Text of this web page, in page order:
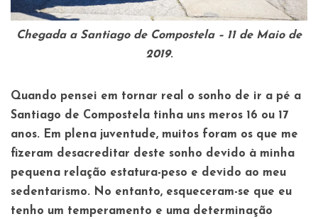
Chegada a Santiago de Compostela – 11 de Maio de
2019.
Quando pensei em tornar real o sonho de ir a pé a
Santiago de Compostela tinha uns meros 16 ou 17
anos. Em plena juventude, muitos foram os que me
fizeram desacreditar deste sonho devido à minha
pequena relação estatura-peso e devido ao meu
sedentarismo. No entanto, esqueceram-se que eu
tenho um temperamento e uma determinação